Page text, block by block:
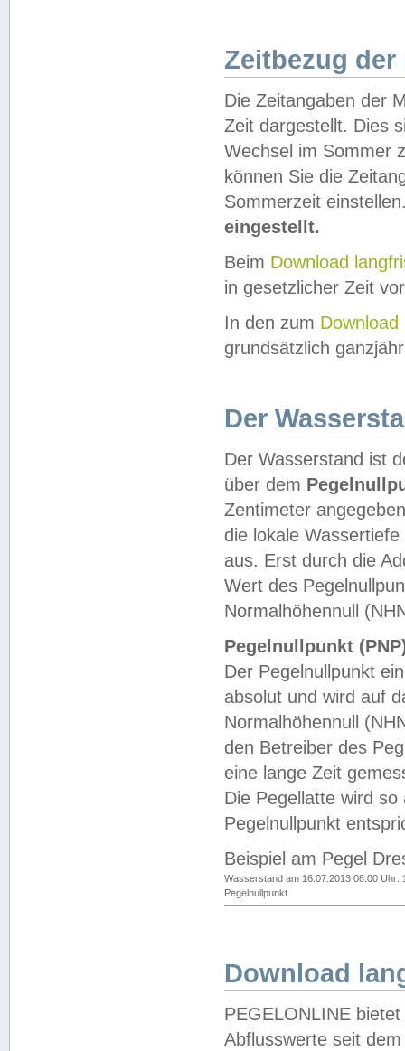
Zeitbezug der
Die Zeitangaben der
Zeit dargestellt. Dies
Wechsel im Sommer
können Sie die
Sommerzeit
eingestellt.
Beim Download
in gesetzlicher Zeit
In den zum Download
grundsätzlich
Der
Der Wasserstand ist
über dem
Zentimeter
die lokale
aus. Erst durch die
Wert des
Normalhöhennull
Pegelnullpunkt
Der Pegelnullpunkt
absolut und wird auf
Normalhöhennull
den Betreiber des
eine lange Zeit
Die Pegellatte wird
Pegelnullpunkt
Beispiel am Pegel
Wasserstand am 16.07.2013 08:00 Uhr:
Pegelnullpunkt
Download
PEGELONLINE
Abflusswerte seit